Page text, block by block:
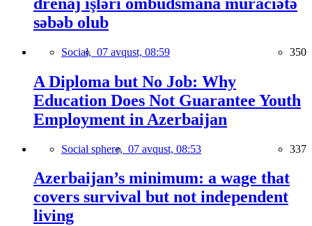
səbəb olub
Social, 07 avqust, 08:59 350
A Diploma but No Job: Why
Education Does Not Guarantee Youth
Employment in Azerbaijan
Social sphere, 07 avqust, 08:53 337
Azerbaijan’s minimum: a wage that
covers survival but not independent
living